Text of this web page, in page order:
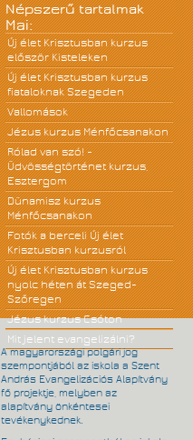
Népszerű tartalmak
Mai:
Új élet Krisztusban kurzus
először Kisteleken
Új élet Krisztusban kurzus
fiataloknak Szegeden
Vallomások
Jézus kurzus Ménfőcsanakon
Rólad van szó! -
Üdvösségtörténet kurzus,
Esztergom
Dünamisz kurzus
Ménfőcsanakon
Fotók a berceli Új élet
Krisztusban kurzusról
Új élet Krisztusban kurzus
nyolc héten át Szeged-
Szőregen
Jézus kurzus Csóton
Mit jelent evangelizálni?
A magyarországi polgári jog
szempontjából az iskola a Szent
András Evangelizációs Alapítvány
fő projektje, melyben az
alapítvány önkéntesei
tevékenykednek.